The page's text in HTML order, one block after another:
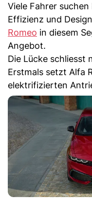
Viele Fahrer
Effizienz und
Romeo in diesem
Angebot.
Die Lücke schliesst
Erstmals setzt Alfa
elektrifizierten